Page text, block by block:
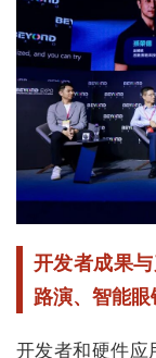
开发者成果
路演、智能
开发者和硬件应